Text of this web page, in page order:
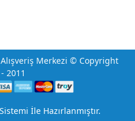
Merkezi © Copyright
2011
İle Hazırlanmıştır.